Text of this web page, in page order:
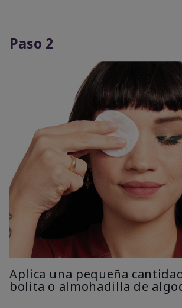
Paso 2
Aplica una pequeña
bolita o almohadilla de